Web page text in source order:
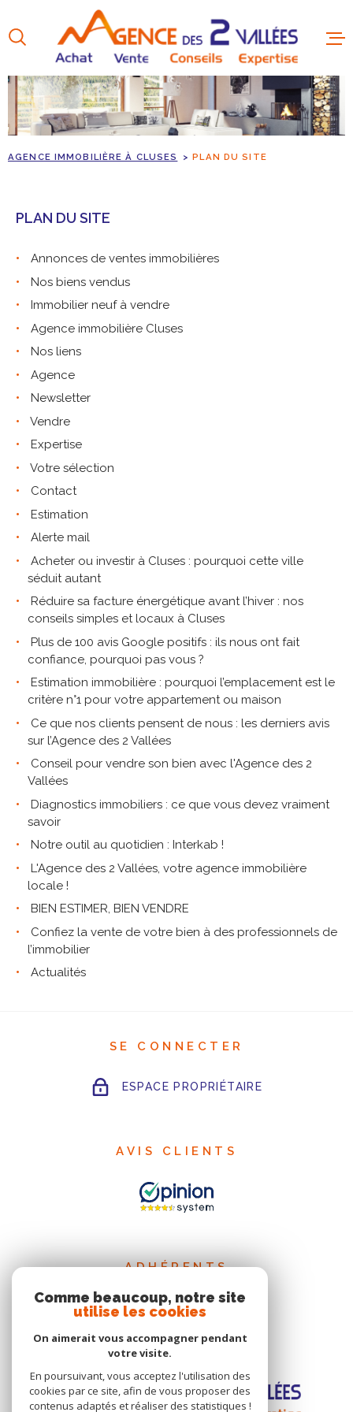
la
recherche
au
menu
au
contenu
AGENCE IMMOBILIÈRE À CLUSES PLAN DU SITE
PLAN DU SITE
Annonces de ventes immobilières
Nos biens vendus
Immobilier neuf à vendre
Agence immobilière Cluses
Nos liens
Agence
Newsletter
Vendre
Expertise
Votre sélection
Contact
Estimation
Alerte mail
Acheter ou investir à Cluses : pourquoi cette ville
séduit autant
Réduire sa facture énergétique avant l’hiver : nos
conseils simples et locaux à Cluses
Plus de 100 avis Google positifs : ils nous ont fait
confiance, pourquoi pas vous ?
Estimation immobilière : pourquoi l’emplacement est le
critère n°1 pour votre appartement ou maison
Ce que nos clients pensent de nous : les derniers avis
sur l’Agence des 2 Vallées
Conseil pour vendre son bien avec l'Agence des 2
Vallées
Diagnostics immobiliers : ce que vous devez vraiment
savoir
Notre outil au quotidien : Interkab !
L'Agence des 2 Vallées, votre agence immobilière
locale !
BIEN ESTIMER, BIEN VENDRE
Confiez la vente de votre bien à des professionnels de
l’immobilier
Actualités
SE CONNECTER
ESPACE PROPRIÉTAIRE
AVIS CLIENTS
ADHÉRENTS
Comme beaucoup, notre site
utilise les cookies
On aimerait vous accompagner pendant
votre visite.
En poursuivant, vous acceptez l'utilisation des
cookies par ce site, afin de vous proposer des
contenus adaptés et réaliser des statistiques !